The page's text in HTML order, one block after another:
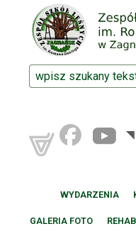
WYDARZENIA
GALERIA FOTO